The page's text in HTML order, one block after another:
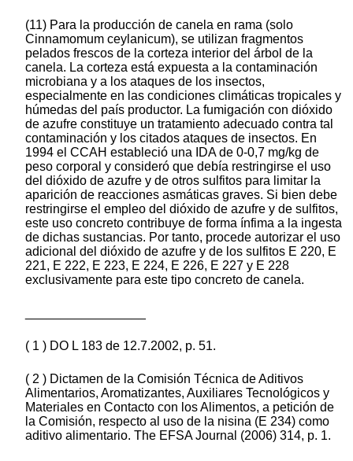
(11) Para la producción de canela en rama (solo
Cinnamomum ceylanicum), se utilizan fragmentos
pelados frescos de la corteza interior del árbol de la
canela. La corteza está expuesta a la contaminación
microbiana y a los ataques de los insectos,
especialmente en las condiciones climáticas tropicales y
húmedas del país productor. La fumigación con dióxido
de azufre constituye un tratamiento adecuado contra tal
contaminación y los citados ataques de insectos. En
1994 el CCAH estableció una IDA de 0-0,7 mg/kg de
peso corporal y consideró que debía restringirse el uso
del dióxido de azufre y de otros sulfitos para limitar la
aparición de reacciones asmáticas graves. Si bien debe
restringirse el empleo del dióxido de azufre y de sulfitos,
este uso concreto contribuye de forma ínfima a la ingesta
de dichas sustancias. Por tanto, procede autorizar el uso
adicional del dióxido de azufre y de los sulfitos E 220, E
221, E 222, E 223, E 224, E 226, E 227 y E 228
exclusivamente para este tipo concreto de canela.
( 1 ) DO L 183 de 12.7.2002, p. 51.
( 2 ) Dictamen de la Comisión Técnica de Aditivos
Alimentarios, Aromatizantes, Auxiliares Tecnológicos y
Materiales en Contacto con los Alimentos, a petición de
la Comisión, respecto al uso de la nisina (E 234) como
aditivo alimentario. The EFSA Journal (2006) 314, p. 1.